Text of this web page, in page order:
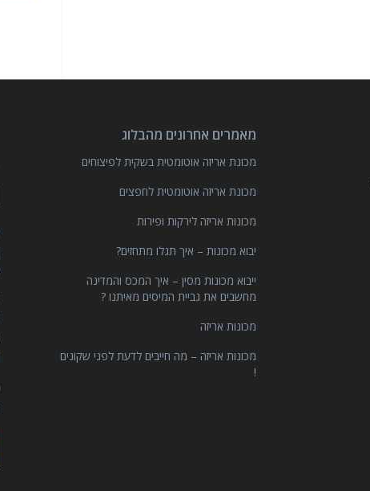
מאמרים אחרונים מהבלוג
מכונת אריזה אוטומטית בשקית לפיצוחים
מכונת אריזה אוטומטית לחפצים
מכונות אריזה לירקות ופירות
יבוא מכונות – איך תגלו מתחזים?
ייבוא מכונות מסין – איך המכס והמדינה
מחשבים את גביית המיסים מאיתנו ?
מכונות אריזה
מכונות אריזה – מה חייבים לדעת לפני שקונים
!